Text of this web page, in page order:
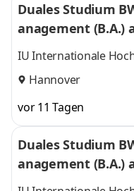
Duales Studium
anagement (B.A.)
IU Internationale
Hannover
vor 11 Tagen
Duales Studium
anagement (B.A.)